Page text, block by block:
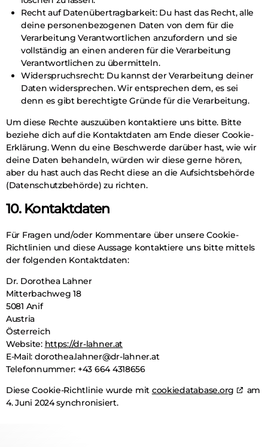
Recht auf Datenübertragbarkeit: Du hast das Recht, alle
deine personenbezogenen Daten von dem für die
Verarbeitung Verantwortlichen anzufordern und sie
vollständig an einen anderen für die Verarbeitung
Verantwortlichen zu übermitteln.
Widerspruchsrecht: Du kannst der Verarbeitung deiner
Daten widersprechen. Wir entsprechen dem, es sei
denn es gibt berechtigte Gründe für die Verarbeitung.
Um diese Rechte auszuüben kontaktiere uns bitte. Bitte
beziehe dich auf die Kontaktdaten am Ende dieser Cookie-
Erklärung. Wenn du eine Beschwerde darüber hast, wie wir
deine Daten behandeln, würden wir diese gerne hören,
aber du hast auch das Recht diese an die Aufsichtsbehörde
(Datenschutzbehörde) zu richten.
10. Kontaktdaten
Für Fragen und/oder Kommentare über unsere Cookie-
Richtlinien und diese Aussage kontaktiere uns bitte mittels
der folgenden Kontaktdaten:
Dr. Dorothea Lahner
Mitterbachweg 18
5081 Anif
Austria
Österreich
Website: https://dr-lahner.at
E-Mail: dorothea.lahner@dr-lahner.at
Telefonnummer: +43 664 4318656
Diese Cookie-Richtlinie wurde mit cookiedatabase.org
am
4. Juni 2024 synchronisiert.